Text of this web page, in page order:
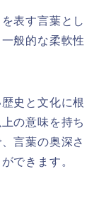
表す言葉とし
般的な柔軟性
史と文化に根
の意味を持ち
言葉の奥深さ
できます。